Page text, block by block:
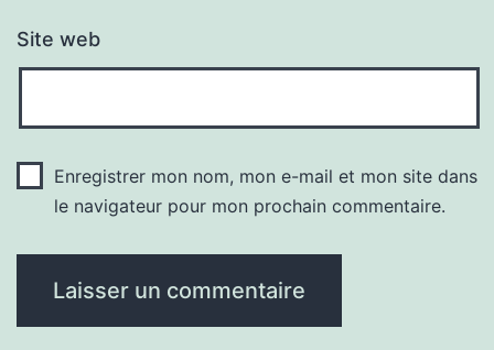
Site web
Enregistrer mon nom, mon e-mail et mon site dans
le navigateur pour mon prochain commentaire.